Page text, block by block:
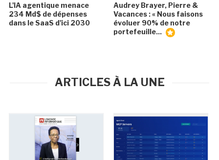
L'IA agentique menace
234 Md$ de dépenses
dans le SaaS d'ici 2030
Audrey Brayer, Pierre &
Vacances : « Nous faisons
évoluer 90% de notre
portefeuille...
ARTICLES À LA UNE